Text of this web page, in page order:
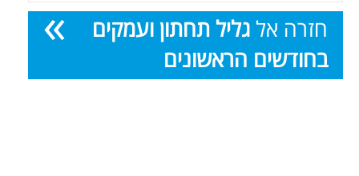
חזרה אל גליל תחתון ועמקים
בחודשים הראשונים